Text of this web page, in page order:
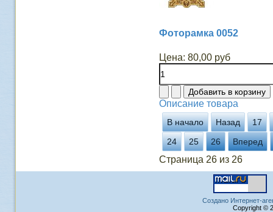
Фоторамка 0052
Цена: 80,00 руб
Описание товара
В начало Назад
17
24
25 26 Вперед
Страница 26 из 26
Создано Интернет-
Copyright ©